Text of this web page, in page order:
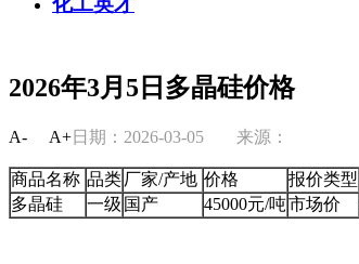
2026年3月5日多晶硅价格
A- A+日期：2026-03-05 来源：
商品名称 品类厂家/产地 价格 报价类型
多晶硅
一级 国产 45000元/吨市场价